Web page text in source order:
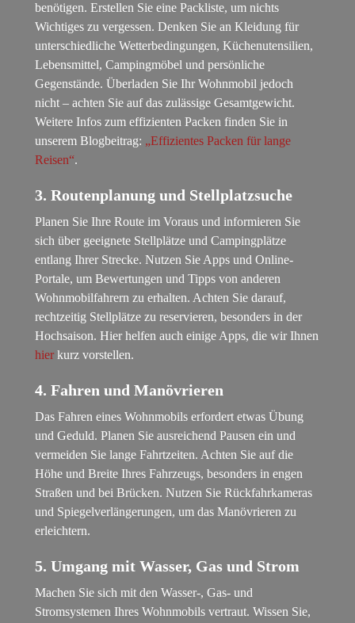
benötigen. Erstellen Sie eine Packliste, um nichts
Wichtiges zu vergessen. Denken Sie an Kleidung für
unterschiedliche Wetterbedingungen, Küchenutensilien,
Lebensmittel, Campingmöbel und persönliche
Gegenstände. Überladen Sie Ihr Wohnmobil jedoch
nicht – achten Sie auf das zulässige Gesamtgewicht.
Weitere Infos zum effizienten Packen finden Sie in
unserem Blogbeitrag: „Effizientes Packen für lange
Reisen“.
3. Routenplanung und Stellplatzsuche
Planen Sie Ihre Route im Voraus und informieren Sie
sich über geeignete Stellplätze und Campingplätze
entlang Ihrer Strecke. Nutzen Sie Apps und Online-
Portale, um Bewertungen und Tipps von anderen
Wohnmobilfahrern zu erhalten. Achten Sie darauf,
rechtzeitig Stellplätze zu reservieren, besonders in der
Hochsaison. Hier helfen auch einige Apps, die wir Ihnen
hier kurz vorstellen.
4. Fahren und Manövrieren
Das Fahren eines Wohnmobils erfordert etwas Übung
und Geduld. Planen Sie ausreichend Pausen ein und
vermeiden Sie lange Fahrtzeiten. Achten Sie auf die
Höhe und Breite Ihres Fahrzeugs, besonders in engen
Straßen und bei Brücken. Nutzen Sie Rückfahrkameras
und Spiegelverlängerungen, um das Manövrieren zu
erleichtern.
5. Umgang mit Wasser, Gas und Strom
Machen Sie sich mit den Wasser-, Gas- und
Stromsystemen Ihres Wohnmobils vertraut. Wissen Sie,